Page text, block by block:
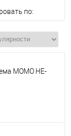
по:
MOMO HE-